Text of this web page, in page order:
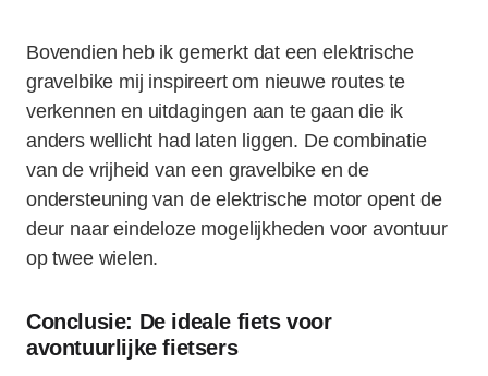
Bovendien heb ik gemerkt dat een elektrische
gravelbike mij inspireert om nieuwe routes te
verkennen en uitdagingen aan te gaan die ik
anders wellicht had laten liggen. De combinatie
van de vrijheid van een gravelbike en de
ondersteuning van de elektrische motor opent de
deur naar eindeloze mogelijkheden voor avontuur
op twee wielen.
Conclusie: De ideale fiets voor
avontuurlijke fietsers